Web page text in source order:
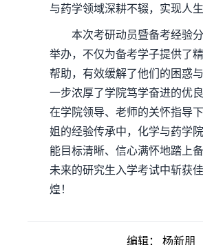
与药学领域深耕不辍，实现人生
本次考研动员暨备考经验
举办，不仅为备考学子提供了
帮助，有效缓解了他们的困惑
一步浓厚了学院笃学奋进的优
在学院领导、老师的关怀指导
姐的经验传承中，化学与药学
能目标清晰、信心满怀地踏上
未来的研究生入学考试中斩获
煌！
编辑： 杨新朋